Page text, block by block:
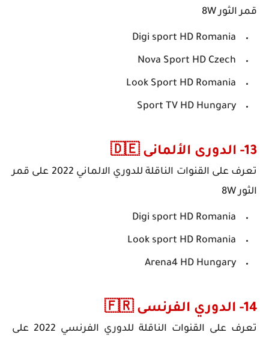
قمر الثور 8W
Digi sport HD Romania
Nova Sport HD Czech
Look Sport HD Romania
Sport TV HD Hungary
13- الدورى الألمانى ‏🇩🇪
تعرف على القنوات الناقلة للدوري الالماني 2022
على قمر
الثور 8W
Digi sport HD Romania
Look sport HD Romania
Arena4 HD Hungary
14- الدوري الفرنسى ‏🇫🇷
تعرف على القنوات الناقلة للدوري الفرنسي 2022 على